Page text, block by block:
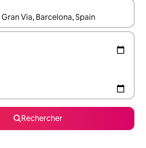
s'affichent, utilisez les flèches vers le
Rechercher